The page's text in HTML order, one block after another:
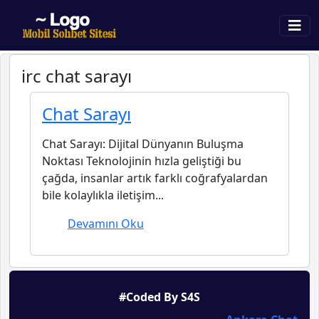
irc chat sarayı
Chat Sarayı
Chat Sarayı: Dijital Dünyanın Buluşma
Noktası Teknolojinin hızla geliştiği bu
çağda, insanlar artık farklı coğrafyalardan
bile kolaylıkla iletişim...
Devamını Oku
#Coded By S4S